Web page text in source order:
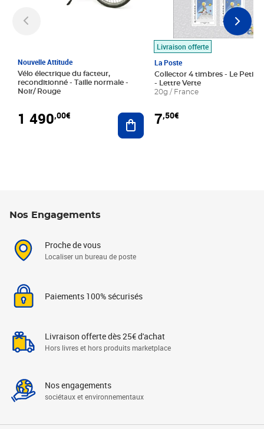
Nouvelle Attitude
Vélo électrique du facteur,
reconditionné - Taille normale -
Noir/ Rouge
1 490,00€ Ajouter au panier
Livraison offerte
La Poste
Collector 4 timbres - Le Petit
- Lettre Verte
20g / France
7,50€
Nos Engagements
Proche de vous
Localiser un bureau de poste
Paiements 100% sécurisés
Livraison offerte dès 25€ d'achat
Hors livres et hors produits marketplace
Nos engagements
sociétaux et environnementaux